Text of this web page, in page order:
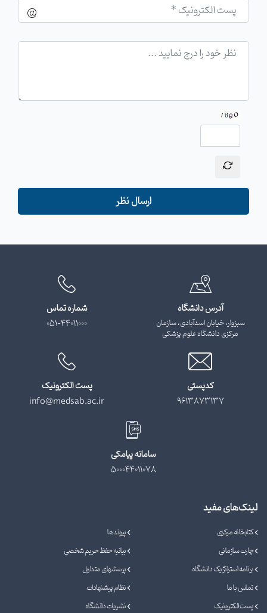
ارسال نظر
آدرس دانشگاه
سبزوار، خیابان اسدآبادی، سازمان
مرکزی دانشگاه علوم پزشکی
شماره تماس
051-44011000
کدپستی
9613873137
پست الکترونیک
info@medsab.ac.ir
سامانه پیامکی
500044011078
لینک‌های مفید
کتابخانه مرکزی
پیوندها
چارت سازمانی
بیانیه حفظ حریم شخصی
برنامه استراتژیک دانشگاه
پرسشهای متداول
تماس با ما
نظام پیشنهادات
پست الکترونیک
نشریات دانشگاه